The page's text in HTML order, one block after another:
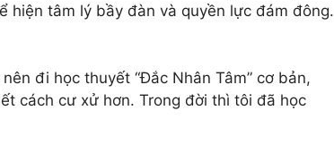
hiện tâm lý bầy đàn và quyền lực đám đông.
đi học thuyết “Đắc Nhân Tâm” cơ bản,
cách cư xử hơn. Trong đời thì tôi đã học